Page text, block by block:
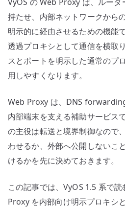
う
へ
の
持たせ、内部ネットワークから
明示的に経由させるための機能
透過プロキシとして通信を横取
スとポートを明示した通常のプ
用しやすくなります。
Web Proxy は、DNS
内部端末を支える補助サービス
の主役は転送と境界制御なので
わせるか、外部へ公開しないこ
けるかを先に決めておきます。
この記事では、VyOS 1.5 系で
Proxy を内部向け明示プロキシ